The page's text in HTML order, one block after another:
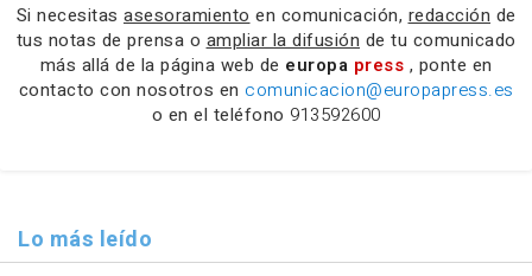
Si necesitas asesoramiento en comunicación, redacción de
tus notas de prensa o ampliar la difusión de tu comunicado
más allá de la página web de europa press , ponte en
contacto con nosotros en comunicacion@europapress.es
o en el teléfono 913592600
Lo más leído